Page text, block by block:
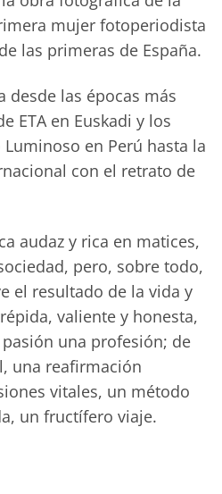
mujer fotoperiodista
las primeras de España.
desde las épocas más
ETA en Euskadi y los
en Perú hasta la
con el retrato de
audaz y rica en matices,
pero, sobre todo,
el resultado de la vida y
valiente y honesta,
una profesión; de
una reafirmación
vitales, un método
un fructífero viaje.